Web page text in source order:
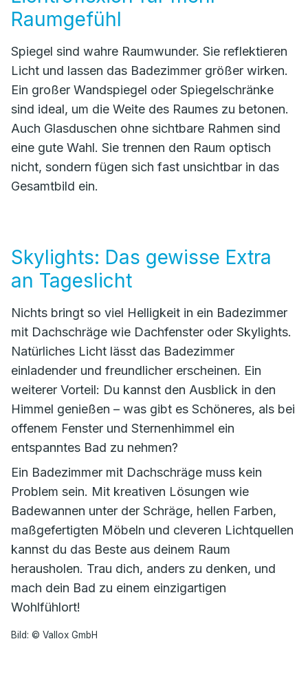
Raumgefühl
Spiegel sind wahre Raumwunder. Sie reflektieren
Licht und lassen das Badezimmer größer wirken.
Ein großer Wandspiegel oder Spiegelschränke
sind ideal, um die Weite des Raumes zu betonen.
Auch Glasduschen ohne sichtbare Rahmen sind
eine gute Wahl. Sie trennen den Raum optisch
nicht, sondern fügen sich fast unsichtbar in das
Gesamtbild ein.
Skylights: Das gewisse Extra
an Tageslicht
Nichts bringt so viel Helligkeit in ein Badezimmer
mit Dachschräge wie Dachfenster oder Skylights.
Natürliches Licht lässt das Badezimmer
einladender und freundlicher erscheinen. Ein
weiterer Vorteil: Du kannst den Ausblick in den
Himmel genießen – was gibt es Schöneres, als bei
offenem Fenster und Sternenhimmel ein
entspanntes Bad zu nehmen?
Ein Badezimmer mit Dachschräge muss kein
Problem sein. Mit kreativen Lösungen wie
Badewannen unter der Schräge, hellen Farben,
maßgefertigten Möbeln und cleveren Lichtquellen
kannst du das Beste aus deinem Raum
herausholen. Trau dich, anders zu denken, und
mach dein Bad zu einem einzigartigen
Wohlfühlort!
Bild: © Vallox GmbH